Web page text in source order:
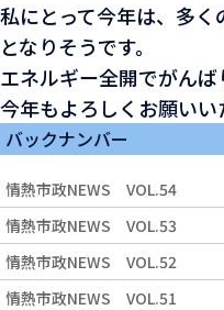
私にとって今年は、多
となりそうです。
エネルギー全開でがんば
今年もよろしくお願いい
バックナンバー
情熱市政NEWS VOL.54
情熱市政NEWS VOL.53
情熱市政NEWS VOL.52
情熱市政NEWS VOL.51